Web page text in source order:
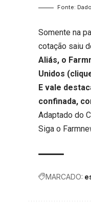
Fonte:
Somente na
cotação saiu
Aliás, o
Unidos (
E vale
confinada,
Adaptado do
Siga o
MARCADO: